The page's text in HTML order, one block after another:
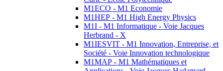
M1ECO - M1 Economie
M1HEP - M1 High Energy Physics
M1I - M1 Informatique - Voie Jacques
Herbrand - X
M1IESVIT - M1 Innovation, Entreprise, et
Société - Voie Innovation technologique
M1MAP - M1 Mathématiques et